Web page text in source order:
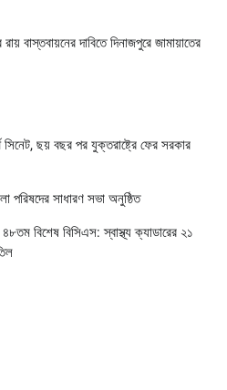
বাস্তবায়নের দাবিতে দিনাজপুরে জামায়াতের
সিনেট, ছয় বছর পর যুক্তরাষ্ট্রে ফের সরকার
পরিষদের সাধারণ সভা অনুষ্ঠিত
৪৮তম বিশেষ বিসিএস: স্বাস্থ্য ক্যাডারের ২১